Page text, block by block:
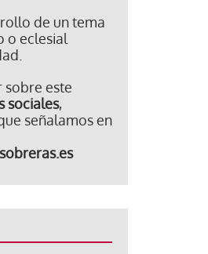
de un tema
o eclesial
sobre este
sociales,
señalamos en